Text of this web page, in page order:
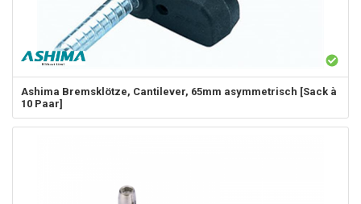
Ashima Bremsklötze, Cantilever, 65mm asymmetrisch [Sack à
10 Paar]